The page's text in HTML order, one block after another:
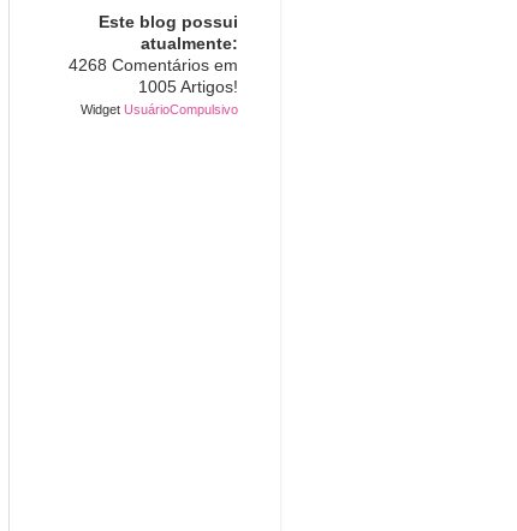
Este blog possui
atualmente:
4268 Comentários em
1005 Artigos!
Widget UsuárioCompulsivo